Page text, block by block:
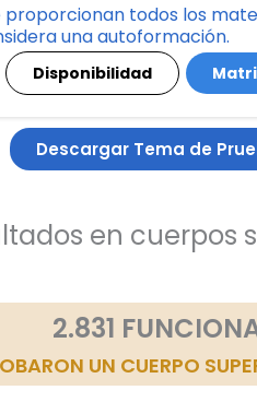
proporcionan todos los
una autoformación.
Disponibilidad
Descargar Tema de
en
2.831
UN CUERPO